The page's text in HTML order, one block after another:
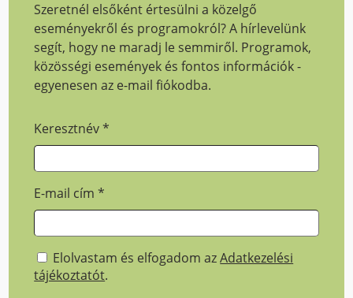
Szeretnél elsőként értesülni a közelgő
eseményekről és programokról? A hírlevelünk
segít, hogy ne maradj le semmiről. Programok,
közösségi események és fontos információk -
egyenesen az e-mail fiókodba.
Keresztnév*
E-mail cím*
Elolvastam és elfogadom azAdatkezelési
tájékoztatót.